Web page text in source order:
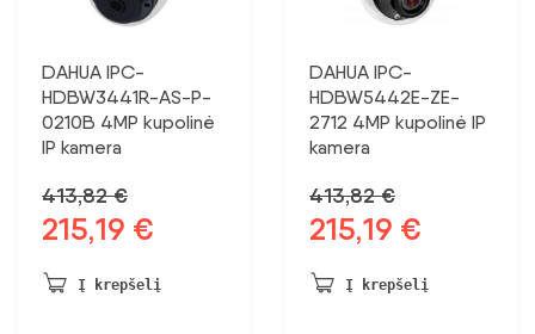
DAHUA IPC-
HDBW3441R-AS-P-
0210B 4MP kupolinė
IP kamera
413,82€
Pradinė
buvo:
215,19 €
215,19 €.
Į krepšelį
DAHUA IPC-
HDBW5442E-ZE-
2712 4MP kupolinė IP
kamera
413,82€
Pradinė
buvo:
215,19 €
215,19 €.
Į krepšelį